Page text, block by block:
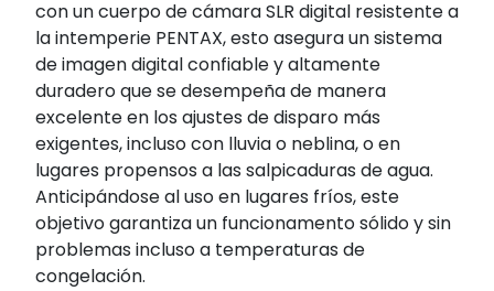
con un cuerpo de cámara SLR digital resistente a
la intemperie PENTAX, esto asegura un sistema
de imagen digital confiable y altamente
duradero que se desempeña de manera
excelente en los ajustes de disparo más
exigentes, incluso con lluvia o neblina, o en
lugares propensos a las salpicaduras de agua.
Anticipándose al uso en lugares fríos, este
objetivo garantiza un funcionamento sólido y sin
problemas incluso a temperaturas de
congelación.